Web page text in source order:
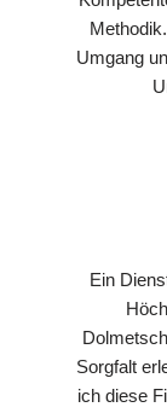
Umgang
Ein
Sorgfalt
ich diese